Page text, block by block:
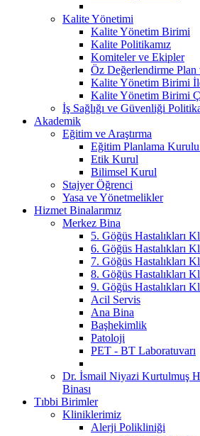
Kalite Yönetimi
Kalite Yönetim Birimi
Kalite Politikamız
Komiteler ve Ekipler
Öz Değerlendirme
Kalite Yönetim Birimi
Kalite Yönetim Birimi
İş Sağlığı ve Güvenliği
Akademik
Eğitim ve Araştırma
Eğitim Planlama
Etik Kurul
Bilimsel Kurul
Stajyer Öğrenci
Yasa ve Yönetmelikler
Hizmet Binalarımız
Merkez Bina
5. Göğüs Hastalıkları
6. Göğüs Hastalıkları
7. Göğüs Hastalıkları
8. Göğüs Hastalıkları
9. Göğüs Hastalıkları
Acil Servis
Ana Bina
Başhekimlik
Patoloji
PET - BT Laboratuvarı
Dr. İsmail Niyazi Kurtulmuş
Binası
Tıbbi Birimler
Kliniklerimiz
Alerji Polikliniği